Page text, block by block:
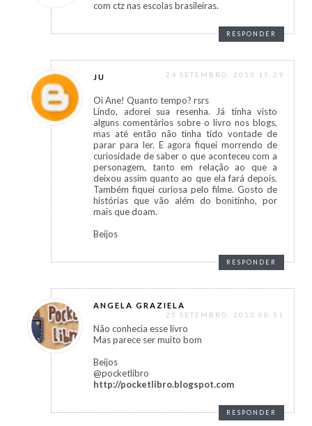
com ctz nas escolas brasileiras.
RESPONDER
JU 24 SETEMBRO, 2013 15:29
Oi Ane! Quanto tempo? rsrs
Lindo, adorei sua resenha. Já tinha visto
alguns comentários sobre o livro nos blogs,
mas até então não tinha tido vontade de
parar para ler. E agora fiquei morrendo de
curiosidade de saber o que aconteceu com a
personagem, tanto em relação ao que a
deixou assim quanto ao que ela fará depois.
Também fiquei curiosa pelo filme. Gosto de
histórias que vão além do bonitinho, por
mais que doam.
Beijos
RESPONDER
ANGELA GRAZIELA
25 SETEMBRO, 2013 00:51
Não conhecia esse livro
Mas parece ser muito bom
Beijos
@pocketlibro
http://pocketlibro.blogspot.com
RESPONDER